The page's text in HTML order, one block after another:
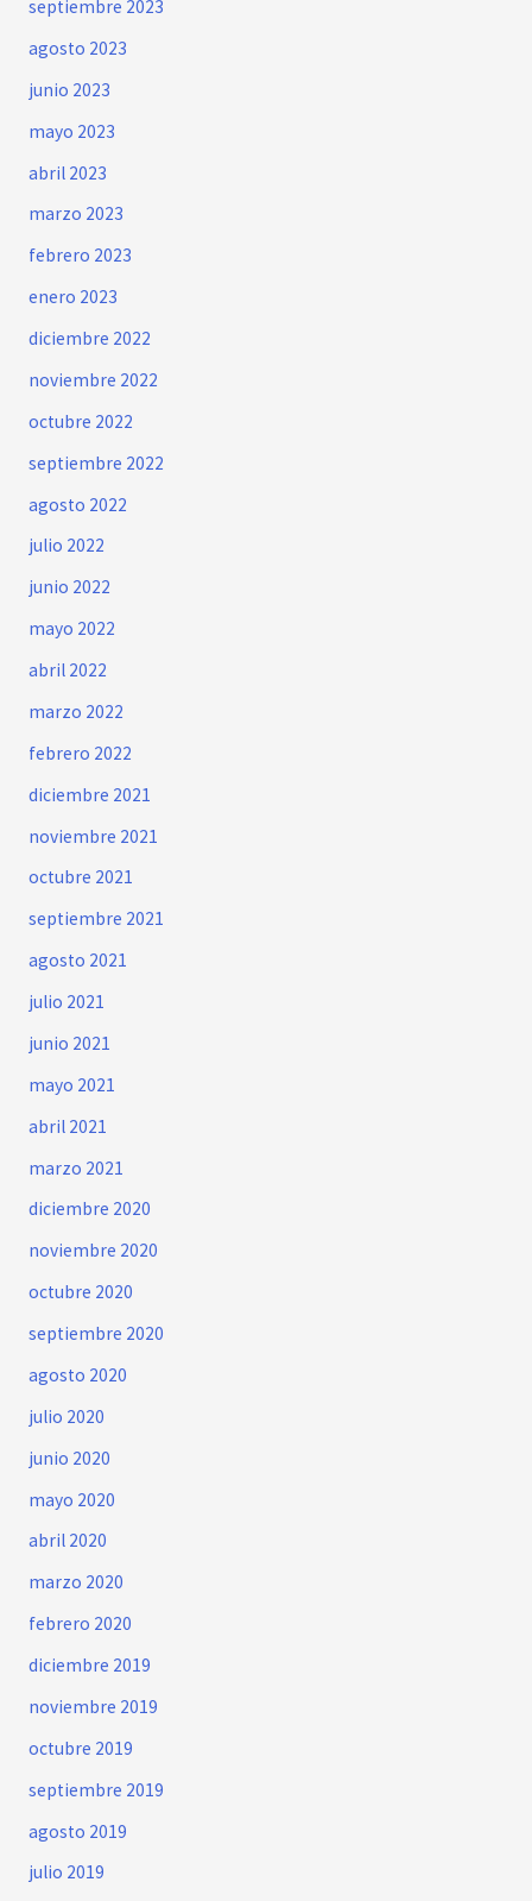
septiembre 2023
agosto 2023
junio 2023
mayo 2023
abril 2023
marzo 2023
febrero 2023
enero 2023
diciembre 2022
noviembre 2022
octubre 2022
septiembre 2022
agosto 2022
julio 2022
junio 2022
mayo 2022
abril 2022
marzo 2022
febrero 2022
diciembre 2021
noviembre 2021
octubre 2021
septiembre 2021
agosto 2021
julio 2021
junio 2021
mayo 2021
abril 2021
marzo 2021
diciembre 2020
noviembre 2020
octubre 2020
septiembre 2020
agosto 2020
julio 2020
junio 2020
mayo 2020
abril 2020
marzo 2020
febrero 2020
diciembre 2019
noviembre 2019
octubre 2019
septiembre 2019
agosto 2019
julio 2019